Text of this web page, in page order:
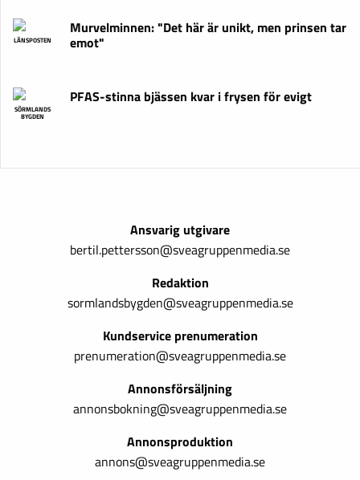
LÄNSPOSTEN
Murvelminnen: "Det här är unikt, men prinsen tar
emot"
SÖRMLANDS
BYGDEN
PFAS-stinna bjässen kvar i frysen för evigt
Ansvarig utgivare
bertil.pettersson@sveagruppenmedia.se
Redaktion
sormlandsbygden@sveagruppenmedia.se
Kundservice prenumeration
prenumeration@sveagruppenmedia.se
Annonsförsäljning
annonsbokning@sveagruppenmedia.se
Annonsproduktion
annons@sveagruppenmedia.se